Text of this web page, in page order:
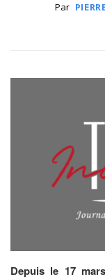
Par
Depuis le 17